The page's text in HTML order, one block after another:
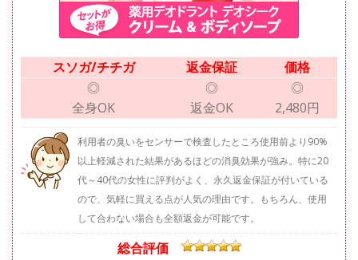
スソガ/チチガ 返金保証
価格
◎
全身OK
◎
返金OK
◎
2,480円
利用者の臭いをセンサーで検査したところ使用前より90%
以上軽減された結果があるほどの消臭効果が強み。特に20
代～40代の女性に評判がよく、永久返金保証が付いている
ので、気軽に買える点が人気の理由です。もちろん、使用
して合わない場合も全額返金が可能です。
総合評価